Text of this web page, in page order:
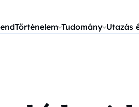
Történelem Tudomány Utazás